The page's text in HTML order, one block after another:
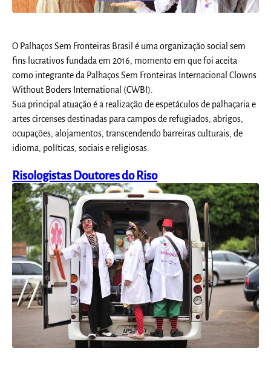
O Palhaços Sem Fronteiras Brasil é uma organização social sem
fins lucrativos fundada em 2016, momento em que foi aceita
como integrante da Palhaços Sem Fronteiras Internacional Clowns
Without Boders International (CWBI).
Sua principal atuação é a realização de espetáculos de palhaçaria e
artes circenses destinadas para campos de refugiados, abrigos,
ocupações, alojamentos, transcendendo barreiras culturais, de
idioma, políticas, sociais e religiosas.
Risologistas Doutores do Riso